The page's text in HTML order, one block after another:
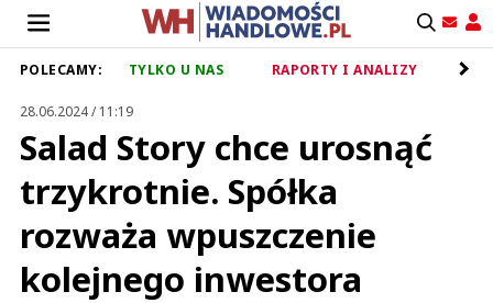
POLECAMY: TYLKO U NAS RAPORTY I ANALIZY
28.06.2024 / 11:19
Salad Story chce urosnąć
trzykrotnie. Spółka
rozważa wpuszczenie
kolejnego inwestora